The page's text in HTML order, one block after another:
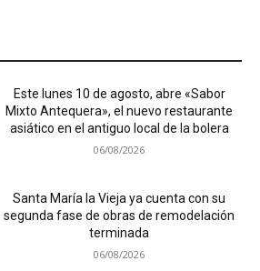
Este lunes 10 de agosto, abre «Sabor
Mixto Antequera», el nuevo restaurante
asiático en el antiguo local de la bolera
06/08/2026
Santa María la Vieja ya cuenta con su
segunda fase de obras de remodelación
terminada
06/08/2026